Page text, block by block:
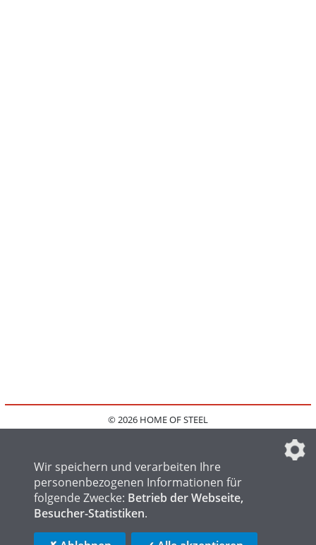
© 2026 HOME OF STEEL
IMPRESSUM
FAQ
DATENSCHUTZEINSTELLUNGEN
HOME OF LOGISTICS
Wir speichern und verarbeiten Ihre
personenbezogenen Informationen für
folgende Zwecke: Betrieb der Webseite,
Besucher-Statistiken.